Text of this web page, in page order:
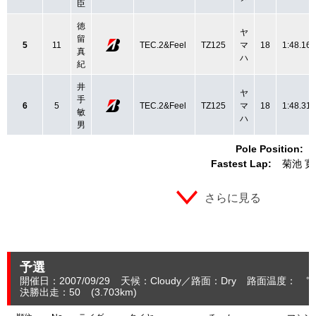
Pole Position:
Fastest Lap:
菊池
臣
5 11
徳
留
真
紀
TEC.2&Feel TZ125
ヤ
マ
ハ
18 1:48.160
6 5
井
手
敏
男
TEC.2&Feel TZ125
ヤ
マ
ハ
18 1:48.312
さらに見る
予選
開催日：2007/09/29 天候：Cloudy 路面：Dry
路面温度：
決勝出走：50
(3.703km)